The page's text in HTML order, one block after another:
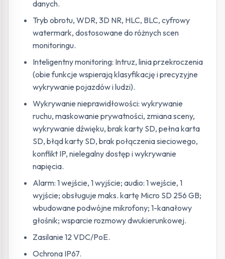
danych.
Tryb obrotu, WDR, 3D NR, HLC, BLC, cyfrowy
watermark, dostosowane do różnych scen
monitoringu.
Inteligentny monitoring: Intruz, linia przekroczenia
(obie funkcje wspierają klasyfikację i precyzyjne
wykrywanie pojazdów i ludzi).
Wykrywanie nieprawidłowości: wykrywanie
ruchu, maskowanie prywatności, zmiana sceny,
wykrywanie dźwięku, brak karty SD, pełna karta
SD, błąd karty SD, brak połączenia sieciowego,
konflikt IP, nielegalny dostęp i wykrywanie
napięcia.
Alarm: 1 wejście, 1 wyjście; audio: 1 wejście, 1
wyjście; obsługuje maks. kartę Micro SD 256 GB;
wbudowane podwójne mikrofony; 1-kanałowy
głośnik; wsparcie rozmowy dwukierunkowej.
Zasilanie 12 VDC/PoE.
Ochrona IP67.